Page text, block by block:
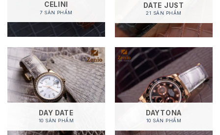
CELINI
7 SẢN PHẨM
DATE JUST
21 SẢN PHẨM
DAY DATE
10 SẢN PHẨM
DAYTONA
10 SẢN PHẨM